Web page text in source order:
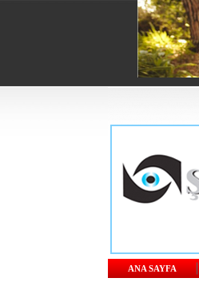
ANA SAYFA